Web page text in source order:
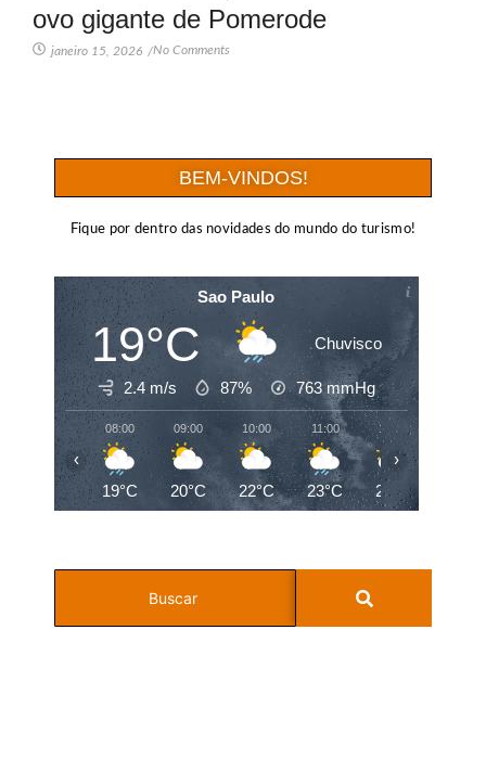
ovo gigante de Pomerode
janeiro 15, 2026 /No Comments
BEM-VINDOS!
Fique por dentro das novidades do mundo do turismo!
Sao Paulo
19°C Chuvisco
2.4 m/s 87% 763mmHg
08:00
19°C
09:00
20°C
10:00
22°C
11:00
23°C
12:00
24°C
‹ ›